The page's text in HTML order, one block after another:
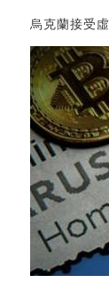
烏克蘭接受